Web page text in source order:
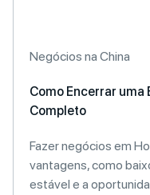
Negócios na China
Como Encerrar uma
Completo
Fazer negócios em
vantagens, como
estável e a